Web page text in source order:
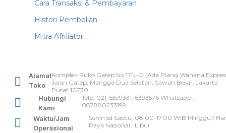
Cara Transaksi & Pembayaran
Histori Pembelian
Mitra Affiliator
Alamat
Toko
Komplek Ruko Gatep No.17N-O (Ada Plang Wahana
Jalan Gatep, Mangga Dua Selatan, Sawah Besar, Jakarta
Pusat 10730
Hubungi
Kami
Telp: 021-6599331, 6393576 Whatsapp :
087880233199
Waktu/Jam
Operasional
Senin sd Sabtu, 08.00-17.00 WIB Minggu /
Raya Nasional : Libur